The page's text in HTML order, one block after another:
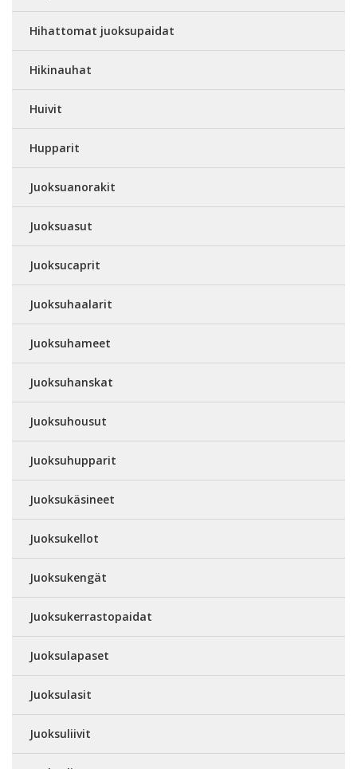
Hihattomat juoksupaidat
Hikinauhat
Huivit
Hupparit
Juoksuanorakit
Juoksuasut
Juoksucaprit
Juoksuhaalarit
Juoksuhameet
Juoksuhanskat
Juoksuhousut
Juoksuhupparit
Juoksukäsineet
Juoksukellot
Juoksukengät
Juoksukerrastopaidat
Juoksulapaset
Juoksulasit
Juoksuliivit